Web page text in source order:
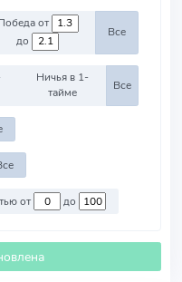
Победа от
до
Все
Ничья в 1-
тайме
Все
Против команд со стоимостью от до